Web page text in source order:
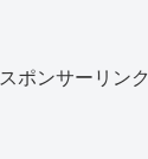
スポンサーリンク